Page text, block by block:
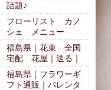
話題♪
フローリスト カノ
シェ メニュー
福島県｜花束 全国
宅配 花屋｜送る｜
福島県｜フラワーギ
フト通販｜バレンタ